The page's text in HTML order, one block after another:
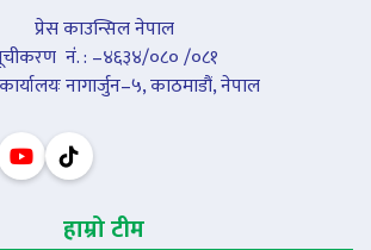
प्रेस काउन्सिल नेपाल
नंं. : –४६३४/०८० /०८१
कार्यालयः नागार्जुन–५, काठमाडौं, नेपाल
हाम्रो टीम